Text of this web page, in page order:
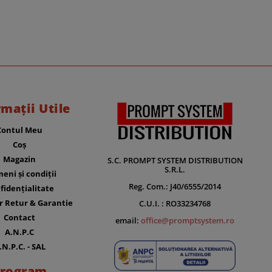
Utile
Meu
Coș
Magazin
și condiții
Retur & Garantie
Contact
A.N.P.C
- SAL
S.C. PROMPT SYSTEM DISTRIBUTION
S.R.L.
Reg. Com.: J40/6555/2014
C.U.I. : RO33234768
email: office@promptsystem.ro